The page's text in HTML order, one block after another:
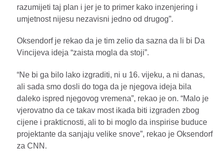
razumijeti taj plan i jer je to primer kako inzenjering i
umjetnost nijesu nezavisni jedno od drugog”.
Oksendorf je rekao da je tim zelio da sazna da li bi Da
Vincijeva ideja “zaista mogla da stoji”.
“Ne bi ga bilo lako izgraditi, ni u 16. vijeku, a ni danas,
ali sada smo dosli do toga da je njegova ideja bila
daleko ispred njegovog vremena”, rekao je on. “Malo je
vjerovatno da ce takav most ikada biti izgraden zbog
cijene i prakticnosti, ali to bi moglo da inspirise buduce
projektante da sanjaju velike snove”, rekao je Oksendorf
za CNN.